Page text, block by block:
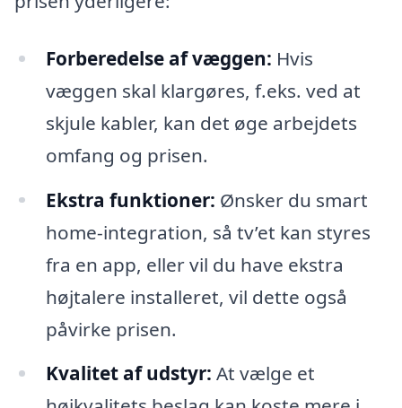
Forberedelse af væggen: Hvis
væggen skal klargøres, f.eks. ved at
skjule kabler, kan det øge arbejdets
omfang og prisen.
Ekstra funktioner: Ønsker du smart
home-integration, så tv’et kan styres
fra en app, eller vil du have ekstra
højtalere installeret, vil dette også
påvirke prisen.
Kvalitet af udstyr: At vælge et